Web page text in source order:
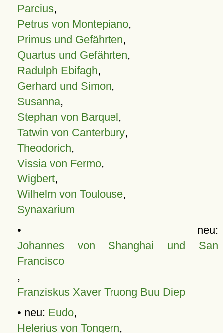
Parcius,
Petrus von Montepiano,
Primus und Gefährten,
Quartus und Gefährten,
Radulph Ebifagh,
Gerhard und Simon,
Susanna,
Stephan von Barquel,
Tatwin von Canterbury,
Theodorich,
Vissia von Fermo,
Wigbert,
Wilhelm von Toulouse,
Synaxarium
• neu:
Johannes von Shanghai und San
Francisco
,
Franziskus Xaver Truong Buu Diep
• neu: Eudo,
Helerius von Tongern,